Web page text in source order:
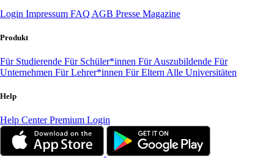
Login Impressum FAQ AGB Presse Magazine
Produkt
Für Studierende Für Schüler*innen Für Auszubildende Für
Unternehmen Für Lehrer*innen Für Eltern Alle Universitäten
Help
Help CenterPremium Login